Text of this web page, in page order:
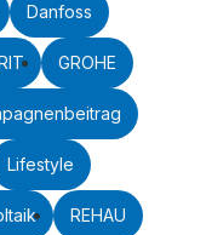
Danfoss
GROHE
Lifestyle
REHAU